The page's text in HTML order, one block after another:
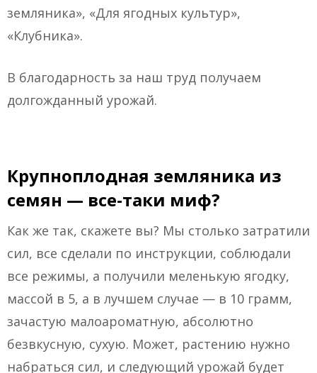
земляника», «Для ягодных культур»,
«Клубника».
В благодарность за наш труд получаем
долгожданный урожай.
Крупноплодная земляника из
семян — все-таки миф?
Как же так, скажете вы? Мы столько затратили
сил, все сделали по инструкции, соблюдали
все режимы, а получили меленькую ягодку,
массой в 5, а в лучшем случае — в 10 грамм,
зачастую малоароматную, абсолютно
безвкусную, сухую. Может, растению нужно
набраться сил, и следующий урожай будет